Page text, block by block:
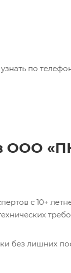
по
ООО
с 10+
без лишних